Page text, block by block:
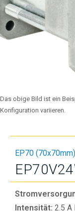
Das obige Bild ist ein
Konfiguration variieren.
EP70 (70x70mm)
Intensität: 2.5 A